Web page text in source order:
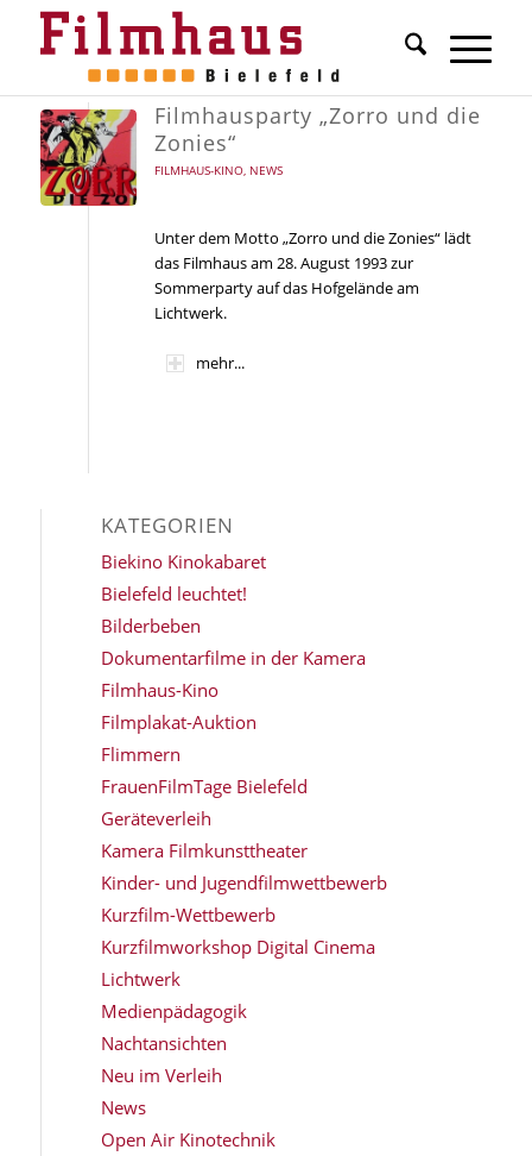
Filmhausparty „Zorro und die
Zonies“
FILMHAUS-KINO, NEWS
Unter dem Motto „Zorro und die Zonies“ lädt
das Filmhaus am 28. August 1993 zur
Sommerparty auf das Hofgelände am
Lichtwerk.
mehr...
KATEGORIEN
Biekino Kinokabaret
Bielefeld leuchtet!
Bilderbeben
Dokumentarfilme in der Kamera
Filmhaus-Kino
Filmplakat-Auktion
Flimmern
FrauenFilmTage Bielefeld
Geräteverleih
Kamera Filmkunsttheater
Kinder- und Jugendfilmwettbewerb
Kurzfilm-Wettbewerb
Kurzfilmworkshop Digital Cinema
Lichtwerk
Medienpädagogik
Nachtansichten
Neu im Verleih
News
Open Air Kinotechnik